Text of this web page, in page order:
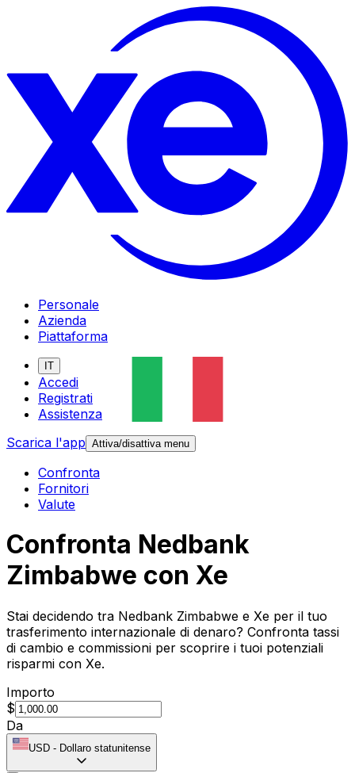
Personale
Azienda
Piattaforma
IT
Accedi
Registrati
Assistenza
Scarica l'app Attiva/disattiva menu
Confronta
Fornitori
Valute
Confronta Nedbank
Zimbabwe con Xe
Stai decidendo tra Nedbank Zimbabwe e Xe per il tuo
trasferimento internazionale di denaro? Confronta tassi
di cambio e commissioni per scoprire i tuoi potenziali
risparmi con Xe.
Importo
$
Da
USD - Dollaro statunitense